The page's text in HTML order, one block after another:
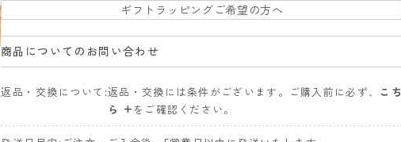
ギフトラッピングご希望の方へ
商品についてのお問い合わせ
返品・交換について 返品・交換には条件がございます。ご購入前に必ず、 こち
ら + をご確認ください。